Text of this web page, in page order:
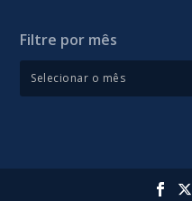
Filtre por mês